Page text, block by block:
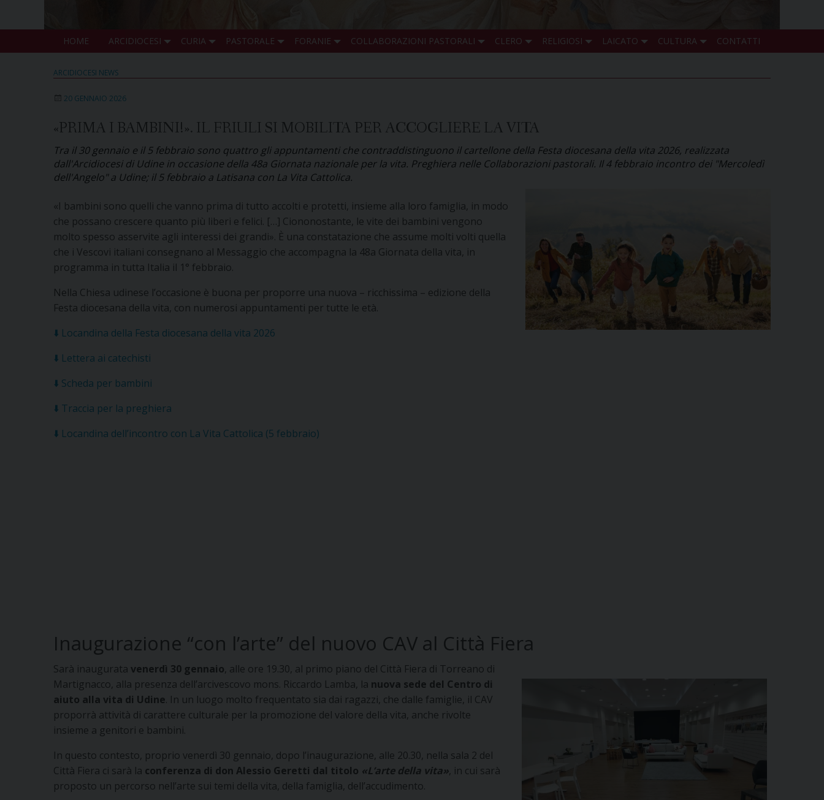
HOME ARCIDIOCESI CURIA PASTORALE FORANIE COLLABORAZIONI PASTORALI CLERO RELIGIOSI LAICATO CULTURA CONTATTI
ARCIDIOCESI NEWS
20 GENNAIO 2026
«PRIMA I BAMBINI!». IL FRIULI SI MOBILITA PER ACCOGLIERE LA VITA
Tra il 30 gennaio e il 5 febbraio sono quattro gli appuntamenti che contraddistinguono il cartellone della Festa diocesana della vita 2026, realizzata
dall'Arcidiocesi di Udine in occasione della 48a Giornata nazionale per la vita. Preghiera nelle Collaborazioni pastorali. Il 4 febbraio incontro dei "Mercoledì
dell'Angelo" a Udine; il 5 febbraio a Latisana con La Vita Cattolica.
«I bambini sono quelli che vanno prima di tutto accolti e protetti, insieme alla loro famiglia, in modo
che possano crescere quanto più liberi e felici. […] Ciononostante, le vite dei bambini vengono
molto spesso asservite agli interessi dei grandi». È una constatazione che assume molti volti quella
che i Vescovi italiani consegnano al Messaggio che accompagna la 48a Giornata della vita, in
programma in tutta Italia il 1° febbraio.
Nella Chiesa udinese l’occasione è buona per proporre una nuova – ricchissima – edizione della
Festa diocesana della vita, con numerosi appuntamenti per tutte le età.
⬇️ Locandina della Festa diocesana della vita 2026
⬇️ Lettera ai catechisti
⬇️ Scheda per bambini
⬇️ Traccia per la preghiera
⬇️ Locandina dell’incontro con La Vita Cattolica (5 febbraio)
Inaugurazione “con l’arte” del nuovo CAV al Città Fiera
Sarà inaugurata venerdì 30 gennaio, alle ore 19.30, al primo piano del Città Fiera di Torreano di
Martignacco, alla presenza dell’arcivescovo mons. Riccardo Lamba, la nuova sede del Centro di
aiuto alla vita di Udine. In un luogo molto frequentato sia dai ragazzi, che dalle famiglie, il CAV
proporrà attività di carattere culturale per la promozione del valore della vita, anche rivolte
insieme a genitori e bambini.
In questo contesto, proprio venerdì 30 gennaio, dopo l’inaugurazione, alle 20.30, nella sala 2 del
Città Fiera ci sarà la conferenza di don Alessio Geretti dal titolo «L’arte della vita», in cui sarà
proposto un percorso nell’arte sui temi della vita, della famiglia, dell’accudimento.